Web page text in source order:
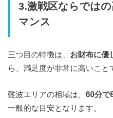
3.激戦区ならでは
マンス
三つ目の特徴は、 お財布に優
ら、満足度が非常に高いこと
難波エリアの相場は、60分で
一般的な目安となります。